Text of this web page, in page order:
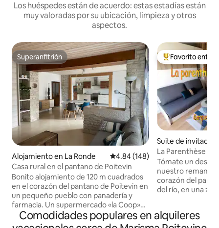
Los huéspedes están de acuerdo: estas estadías están
muy valoradas por su ubicación, limpieza y otros
aspectos.
Superanfitrión
Superanfitrión
Alojamiento en La Ronde Calificación promedio: 4.84 de
4.84 (148)
Casa rural en el pantano de Poitevin
Bonito alojamiento de 120 m cuadrados
en el corazón del pantano de Poitevin en
un pequeño pueblo con panadería y
farmacia. Un supermercado «la Coop»
se encuentra en Courcon, a unos 6 km
del alojamiento. Cerca de las playas de
Favorito entre
Favorito entre
Suite de invitados
La Parenthèse
gratuitos.
Tómate un
nuestro remanso
corazón del
del río, en una
isla de Ré, el
Comodidades populares en alquileres